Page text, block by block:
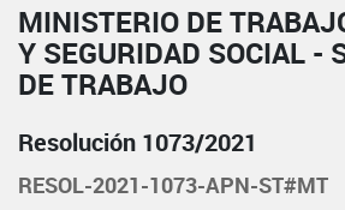
MINISTERIO DE
Y SEGURIDAD SOCIAL -
DE TRABAJO
Resolución 1073/2021
RESOL-2021-1073-APN-ST#MT